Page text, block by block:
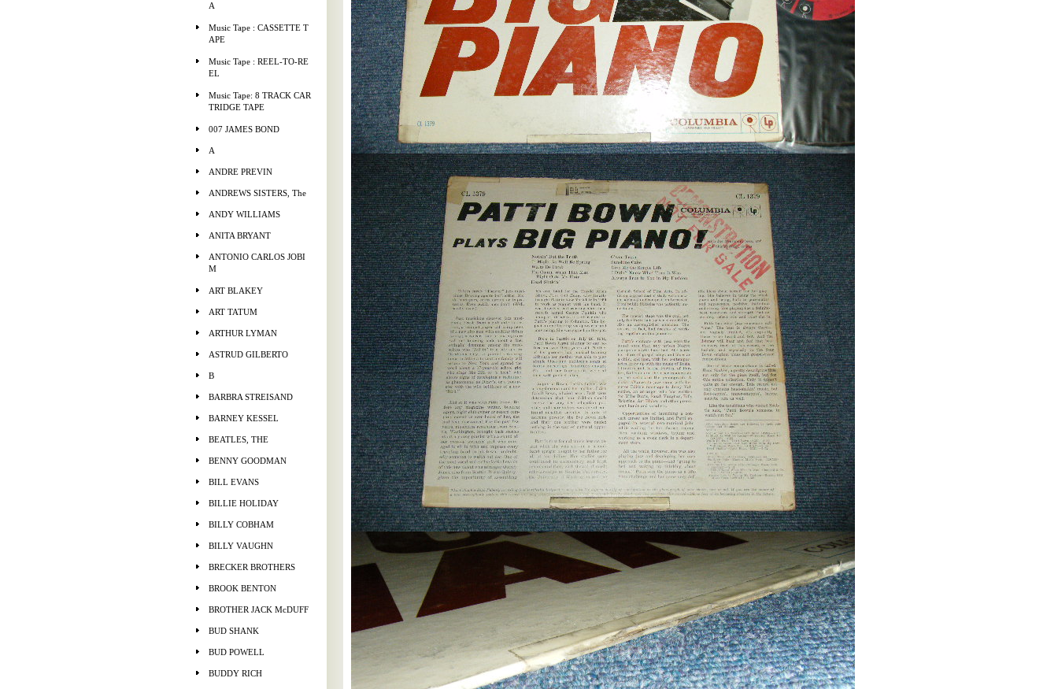
A
Music Tape : CASSETTE T
APE
Music Tape : REEL-TO-RE
EL
Music Tape: 8 TRACK CAR
TRIDGE TAPE
007 JAMES BOND
A
ANDRE PREVIN
ANDREWS SISTERS, The
ANDY WILLIAMS
ANITA BRYANT
ANTONIO CARLOS JOBI
M
ART BLAKEY
ART TATUM
ARTHUR LYMAN
ASTRUD GILBERTO
B
BARBRA STREISAND
BARNEY KESSEL
BEATLES, THE
BENNY GOODMAN
BILL EVANS
BILLIE HOLIDAY
BILLY COBHAM
BILLY VAUGHN
BRECKER BROTHERS
BROOK BENTON
BROTHER JACK McDUFF
BUD SHANK
BUD POWELL
BUDDY RICH